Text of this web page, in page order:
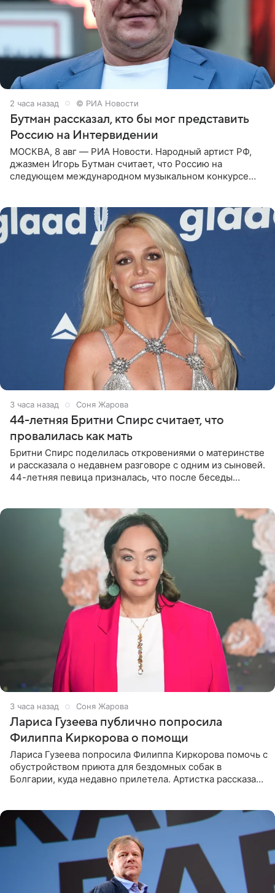
2 часа назад © РИА Новости
Бутман рассказал, кто бы мог представить
Россию на Интервидении
МОСКВА, 8 авг — РИА Новости. Народный артист РФ,
джазмен Игорь Бутман считает, что Россию на
следующем международном музыкальном конкурсе
3 часа назад Соня Жарова
44-летняя Бритни Спирс считает, что
провалилась как мать
Бритни Спирс поделилась откровениями о материнстве
и рассказала о недавнем разговоре с одним из сыновей.
44-летняя певица призналась, что после беседы
3 часа назад Соня Жарова
Лариса Гузеева публично попросила
Филиппа Киркорова о помощи
Лариса Гузеева попросила Филиппа Киркорова помочь с
обустройством приюта для бездомных собак в
Болгарии, куда недавно прилетела. Артистка рассказала